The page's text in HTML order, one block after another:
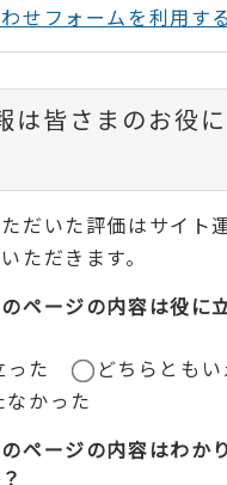
せフォームを利用する
は皆さまのお役
だいた評価はサイト
ただきます。
ページの内容は役に
った
どちらとも
かった
ページの内容はわか